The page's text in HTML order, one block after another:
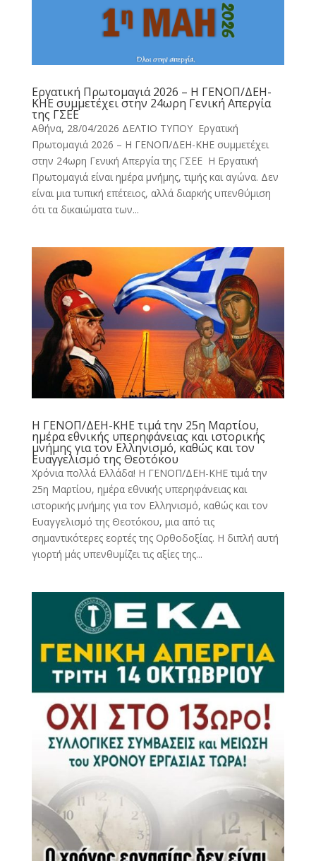
Εργατική Πρωτομαγιά 2026 – Η ΓΕΝΟΠ/ΔΕΗ-
ΚΗΕ συμμετέχει στην 24ωρη Γενική Απεργία
της ΓΣΕΕ
Αθήνα, 28/04/2026 ΔΕΛΤΙΟ ΤΥΠΟΥ Εργατική
Πρωτομαγιά 2026 – Η ΓΕΝΟΠ/ΔΕΗ-ΚΗΕ συμμετέχει
στην 24ωρη Γενική Απεργία της ΓΣΕΕ Η Εργατική
Πρωτομαγιά είναι ημέρα μνήμης, τιμής και αγώνα. Δεν
είναι μια τυπική επέτειος, αλλά διαρκής υπενθύμιση
ότι τα δικαιώματα των...
Η ΓΕΝΟΠ/ΔΕΗ-ΚΗΕ τιμά την 25η Μαρτίου,
ημέρα εθνικής υπερηφάνειας και ιστορικής
μνήμης για τον Ελληνισμό, καθώς και τον
Ευαγγελισμό της Θεοτόκου
Χρόνια πολλά Ελλάδα! Η ΓΕΝΟΠ/ΔΕΗ-ΚΗΕ τιμά την
25η Μαρτίου, ημέρα εθνικής υπερηφάνειας και
ιστορικής μνήμης για τον Ελληνισμό, καθώς και τον
Ευαγγελισμό της Θεοτόκου, μια από τις
σημαντικότερες εορτές της Ορθοδοξίας. Η διπλή αυτή
γιορτή μάς υπενθυμίζει τις αξίες της...